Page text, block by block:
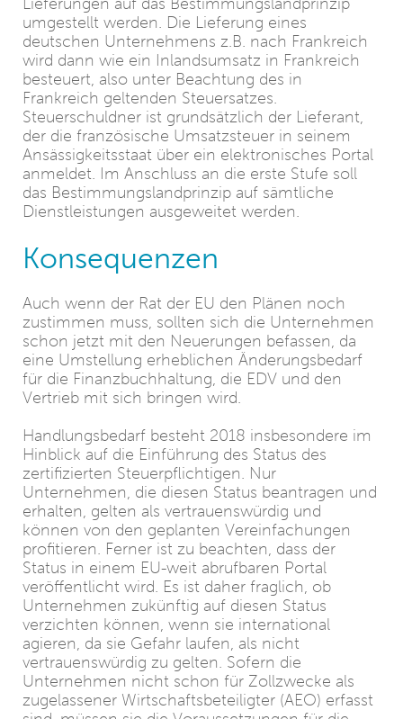
Lieferungen auf das Bestimmungslandprinzip
umgestellt werden. Die Lieferung eines
deutschen Unternehmens z.B. nach Frankreich
wird dann wie ein Inlandsumsatz in Frankreich
besteuert, also unter Beachtung des in
Frankreich geltenden Steuersatzes.
Steuerschuldner ist grundsätzlich der Lieferant,
der die französische Umsatzsteuer in seinem
Ansässigkeitsstaat über ein elektronisches Portal
anmeldet. Im Anschluss an die erste Stufe soll
das Bestimmungslandprinzip auf sämtliche
Dienstleistungen ausgeweitet werden.
Konsequenzen
Auch wenn der Rat der EU den Plänen noch
zustimmen muss, sollten sich die Unternehmen
schon jetzt mit den Neuerungen befassen, da
eine Umstellung erheblichen Änderungsbedarf
für die Finanzbuchhaltung, die EDV und den
Vertrieb mit sich bringen wird.
Handlungsbedarf besteht 2018 insbesondere im
Hinblick auf die Einführung des Status des
zertifizierten Steuerpflichtigen. Nur
Unternehmen, die diesen Status beantragen und
erhalten, gelten als vertrauenswürdig und
können von den geplanten Vereinfachungen
profitieren. Ferner ist zu beachten, dass der
Status in einem EU-weit abrufbaren Portal
veröffentlicht wird. Es ist daher fraglich, ob
Unternehmen zukünftig auf diesen Status
verzichten können, wenn sie international
agieren, da sie Gefahr laufen, als nicht
vertrauenswürdig zu gelten. Sofern die
Unternehmen nicht schon für Zollzwecke als
zugelassener Wirtschaftsbeteiligter (AEO) erfasst